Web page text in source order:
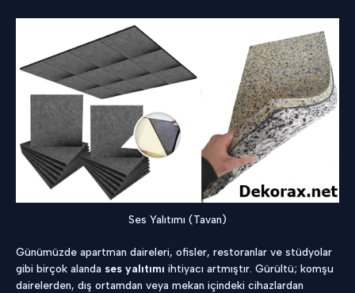
Ses Yalıtımı (Tavan)
Günümüzde apartman daireleri, ofisler, restoranlar ve stüdyolar
gibi birçok alanda ses yalıtımı ihtiyacı artmıştır. Gürültü; komşu
dairelerden, dış ortamdan veya mekan içindeki cihazlardan